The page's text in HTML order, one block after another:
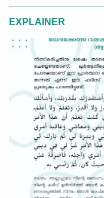
EXPLAINER